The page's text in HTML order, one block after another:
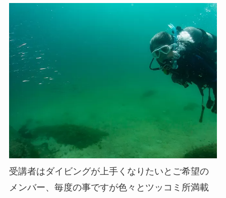
受講者はダイビングが上手くなりたいとご希望の
メンバー、毎度の事ですが色々とツッコミ所満載